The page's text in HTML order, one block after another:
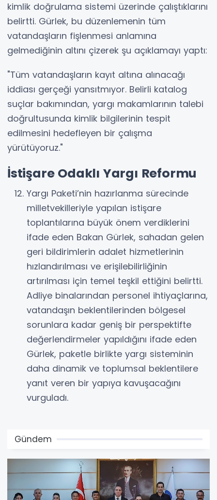
kimlik doğrulama sistemi üzerinde çalıştıklarını
belirtti. Gürlek, bu düzenlemenin tüm
vatandaşların fişlenmesi anlamına
gelmediğinin altını çizerek şu açıklamayı yaptı:
"Tüm vatandaşların kayıt altına alınacağı
iddiası gerçeği yansıtmıyor. Belirli katalog
suçlar bakımından, yargı makamlarının talebi
doğrultusunda kimlik bilgilerinin tespit
edilmesini hedefleyen bir çalışma
yürütüyoruz."
İstişare Odaklı Yargı Reformu
Yargı Paketi’nin hazırlanma sürecinde
milletvekilleriyle yapılan istişare
toplantılarına büyük önem verdiklerini
ifade eden Bakan Gürlek, sahadan gelen
geri bildirimlerin adalet hizmetlerinin
hızlandırılması ve erişilebilirliğinin
artırılması için temel teşkil ettiğini belirtti.
Adliye binalarından personel ihtiyaçlarına,
vatandaşın beklentilerinden bölgesel
sorunlara kadar geniş bir perspektifte
değerlendirmeler yapıldığını ifade eden
Gürlek, paketle birlikte yargı sisteminin
daha dinamik ve toplumsal beklentilere
yanıt veren bir yapıya kavuşacağını
vurguladı.
Gündem